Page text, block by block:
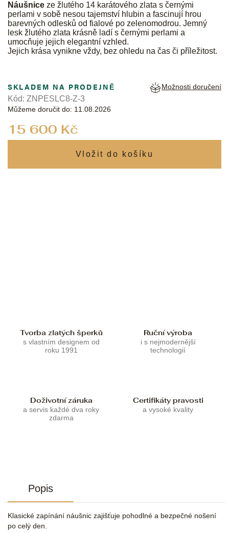
Náušnice ze žlutého 14 karátového zlata s černými
perlami v sobě nesou tajemství hlubin a fascinují hrou
barevných odlesků od fialové po zelenomodrou. Jemný
lesk žlutého zlata krásně ladí s černými perlami a
umocňuje jejich elegantní vzhled.
Jejich krása vynikne vždy, bez ohledu na čas či příležitost.
15 600 Kč
SKLADEM NA PRODEJNĚ
Můžeme doručit do: 11.08.2026
Možnosti doručení
Kód: ZNPESLC8-Z-3
Tvorba zlatých šperků
s vlastním designem od
roku 1991
Ruční výroba
i s nejmodernější
technologií
Doživotní záruka
a servis každé dva roky
zdarma
Certifikáty pravosti
a vysoké kvality
Popis
Klasické zapínání náušnic zajišťuje pohodlné a bezpečné nošení
po celý den.